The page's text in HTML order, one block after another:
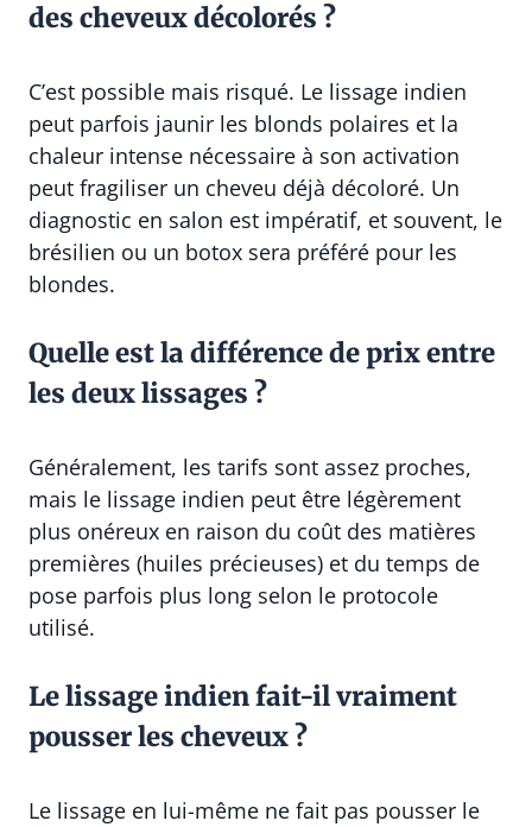
des cheveux décolorés ?
C’est possible mais risqué. Le lissage indien
peut parfois jaunir les blonds polaires et la
chaleur intense nécessaire à son activation
peut fragiliser un cheveu déjà décoloré. Un
diagnostic en salon est impératif, et souvent, le
brésilien ou un botox sera préféré pour les
blondes.
Quelle est la différence de prix entre
les deux lissages ?
Généralement, les tarifs sont assez proches,
mais le lissage indien peut être légèrement
plus onéreux en raison du coût des matières
premières (huiles précieuses) et du temps de
pose parfois plus long selon le protocole
utilisé.
Le lissage indien fait-il vraiment
pousser les cheveux ?
Le lissage en lui-même ne fait pas pousser le